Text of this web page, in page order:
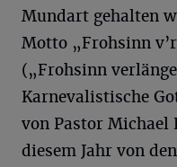
Mundart gehalten
Motto „Frohsinn
(„Frohsinn
Karnevalistische
von Pastor
diesem Jahr von